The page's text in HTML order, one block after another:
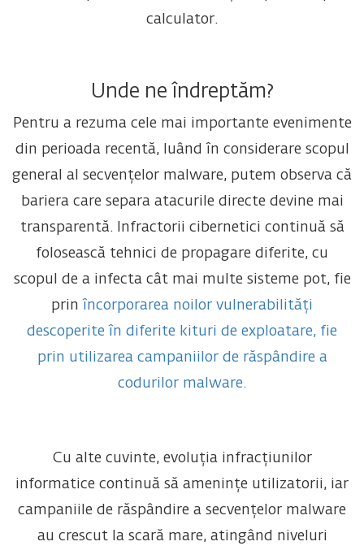
calculator.
Unde ne îndreptăm?
Pentru a rezuma cele mai importante evenimente
din perioada recentă, luând în considerare scopul
general al secvențelor malware, putem observa că
bariera care separa atacurile directe devine mai
transparentă. Infractorii cibernetici continuă să
folosească tehnici de propagare diferite, cu
scopul de a infecta cât mai multe sisteme pot, fie
prin încorporarea noilor vulnerabilități
descoperite în diferite kituri de exploatare, fie
prin utilizarea campaniilor de răspândire a
codurilor malware.
Cu alte cuvinte, evoluția infracțiunilor
informatice continuă să amenințe utilizatorii, iar
campaniile de răspândire a secvențelor malware
au crescut la scară mare, atingând niveluri